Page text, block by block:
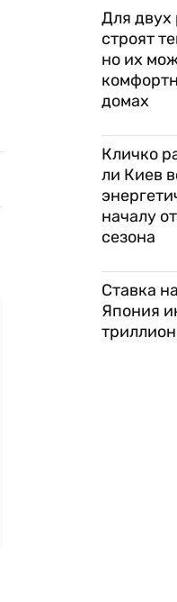
Для двух
строят
но их
домах
Кличко
ли Киев
началу
сезона
Ставка
Япония